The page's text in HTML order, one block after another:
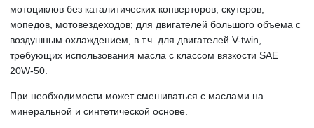
мотоциклов без каталитических конверторов, скутеров,
мопедов, мотовездеходов; для двигателей большого объема с
воздушным охлаждением, в т.ч. для двигателей V-twin,
требующих использования масла с классом вязкости SAE
20W-50.
При необходимости может смешиваться с маслами на
минеральной и синтетической основе.